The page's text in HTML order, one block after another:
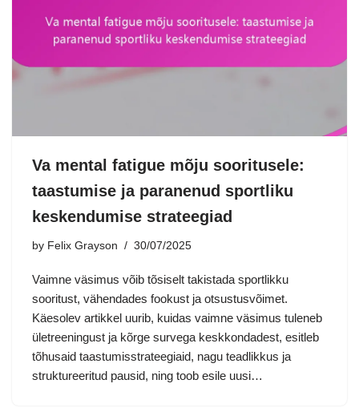
Va mental fatigue mõju sooritusele:
taastumise ja paranenud sportliku
keskendumise strateegiad
by Felix Grayson 30/07/2025
Vaimne väsimus võib tõsiselt takistada sportlikku
sooritust, vähendades fookust ja otsustusvõimet.
Käesolev artikkel uurib, kuidas vaimne väsimus tuleneb
ületreeningust ja kõrge survega keskkondadest, esitleb
tõhusaid taastumisstrateegiaid, nagu teadlikkus ja
struktureeritud pausid, ning toob esile uusi…